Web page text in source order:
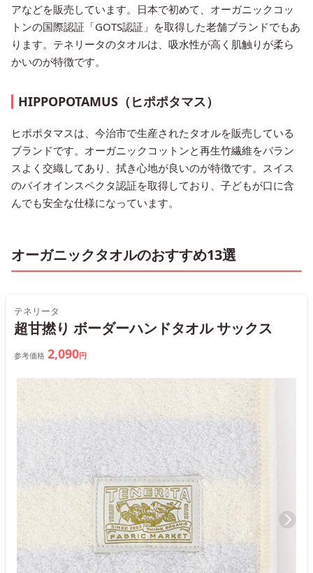
アなどを販売しています。日本で初めて、オーガニックコッ
トンの国際認証「GOTS認証」を取得した老舗ブランドでもあ
ります。テネリータのタオルは、吸水性が高く肌触りが柔ら
かいのが特徴です。
HIPPOPOTAMUS（ヒポポタマス）
ヒポポタマスは、今治市で生産されたタオルを販売している
ブランドです。オーガニックコットンと再生竹繊維をバラン
スよく交織してあり、拭き心地が良いのが特徴です。スイス
のバイオインスペクタ認証を取得しており、子どもが口に含
んでも安全な仕様になっています。
オーガニックタオルのおすすめ13選
テネリータ
超甘撚り ボーダーハンドタオル サックス
参考価格 2,090円